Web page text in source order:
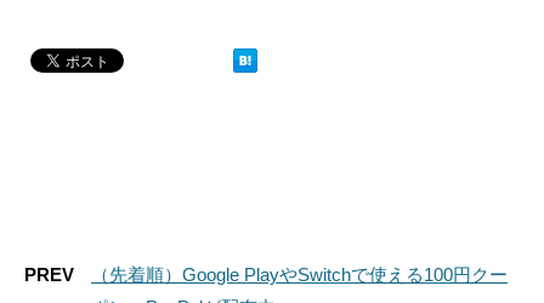
PREV
（先着順）Google PlayやSwitchで使える100円クー